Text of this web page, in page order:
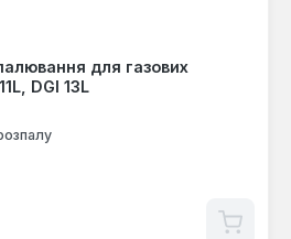
для газових
DGI 13L